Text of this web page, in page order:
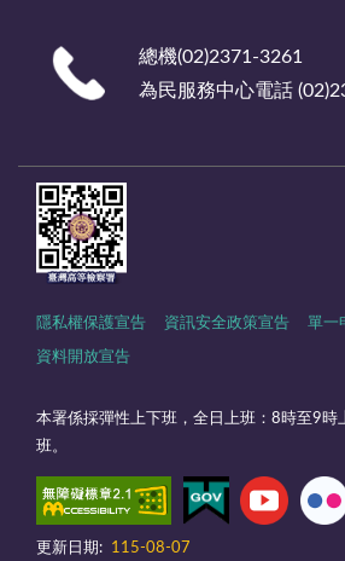
總機(02)2371-3261
為民服務中心電話
隱私權保護宣告 資訊安全政策宣告 單一
資料開放宣告
本署係採彈性上下班，全日上班：8時至9時
班。
更新日期:
115-08-07